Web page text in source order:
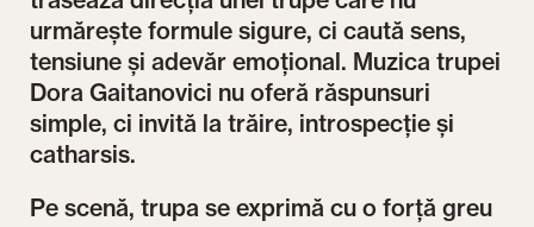
urmărește formule sigure, ci caută sens,
tensiune și adevăr emoțional. Muzica trupei
Dora Gaitanovici nu oferă răspunsuri
simple, ci invită la trăire, introspecție și
catharsis.
Pe scenă, trupa se exprimă cu o forță greu